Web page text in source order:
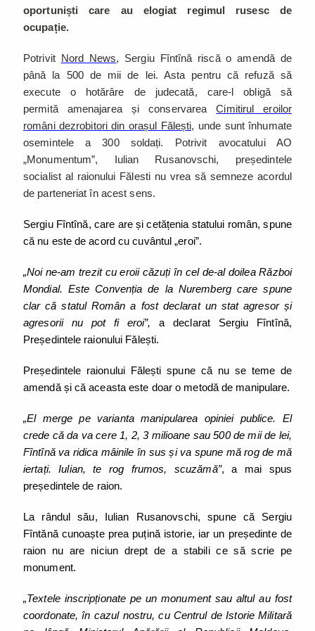
oportuniști care au elogiat regimul rusesc de
ocupație.
Potrivit Nord News, Sergiu Fîntînă riscă o amendă de
până la 500 de mii de lei. Asta pentru că refuză să
execute o hotărâre de judecată, care-l obligă să
permită amenajarea și conservareaCimitirul eroilor
români dezrobitori din orașul Fălești, unde sunt înhumate
osemintele a 300 soldați. Potrivit avocatului AO
„Monumentum”, Iulian Rusanovschi, președintele
socialist al raionului Fălesti nu vrea să semneze acordul
de parteneriat în acest sens.
Sergiu Fîntînă, care are și cetățenia statului român, spune
că nu este de acord cu cuvântul „eroi”.
„Noi ne-am trezit cu eroii căzuți în cel de-al doilea Război
Mondial. Este Convenția de la Nuremberg care spune
clar că statul Român a fost declarat un stat agresor și
agresorii nu pot fi eroi”, a declarat Sergiu Fîntînă,
Președintele raionului Fălești.
Președintele raionului Fălești spune că nu se teme de
amendă și că aceasta este doar o metodă de manipulare.
„El merge pe varianta manipularea opiniei publice. El
crede că da va cere 1, 2, 3 milioane sau 500 de mii de lei,
Fîntînă va ridica mâinile în sus și va spune mă rog de mă
iertați. Iulian, te rog frumos, scuzămă”, a mai spus
președintele de raion.
La rândul său, Iulian Rusanovschi, spune că Sergiu
Fîntănă cunoaște prea puțină istorie, iar un președinte de
raion nu are niciun drept de a stabili ce să scrie pe
monument.
„Textele inscripționate pe un monument sau altul au fost
coordonate, în cazul nostru, cu Centrul de Istorie Militară